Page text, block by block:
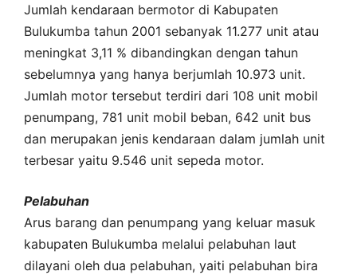
Jumlah kendaraan bermotor di Kabupaten
Bulukumba tahun 2001 sebanyak 11.277 unit atau
meningkat 3,11 % dibandingkan dengan tahun
sebelumnya yang hanya berjumlah 10.973 unit.
Jumlah motor tersebut terdiri dari 108 unit mobil
penumpang, 781 unit mobil beban, 642 unit bus
dan merupakan jenis kendaraan dalam jumlah unit
terbesar yaitu 9.546 unit sepeda motor.
Pelabuhan
Arus barang dan penumpang yang keluar masuk
kabupaten Bulukumba melalui pelabuhan laut
dilayani oleh dua pelabuhan, yaiti pelabuhan bira